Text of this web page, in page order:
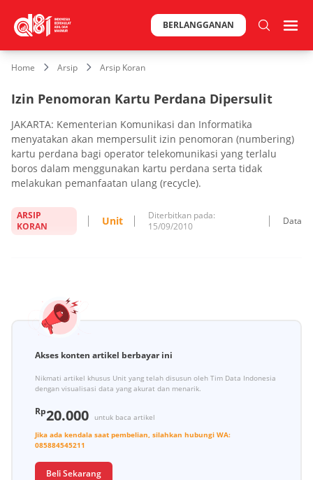
BERLANGGANAN
Home Arsip Arsip Koran
Izin Penomoran Kartu Perdana Dipersulit
JAKARTA: Kementerian Komunikasi dan Informatika
menyatakan akan mempersulit izin penomoran (numbering)
kartu perdana bagi operator telekomunikasi yang terlalu
boros dalam menggunakan kartu perdana serta tidak
melakukan pemanfaatan ulang (recycle).
ARSIP
KORAN
Unit
Diterbitkan pada:
15/09/2010
Data
Akses konten artikel berbayar ini
Nikmati artikel khusus Unit yang telah disusun oleh Tim Data Indonesia
dengan visualisasi data yang akurat dan menarik.
Rp20.000
untuk baca artikel
Jika ada kendala saat pembelian, silahkan hubungi WA:
085884545211
Beli Sekarang